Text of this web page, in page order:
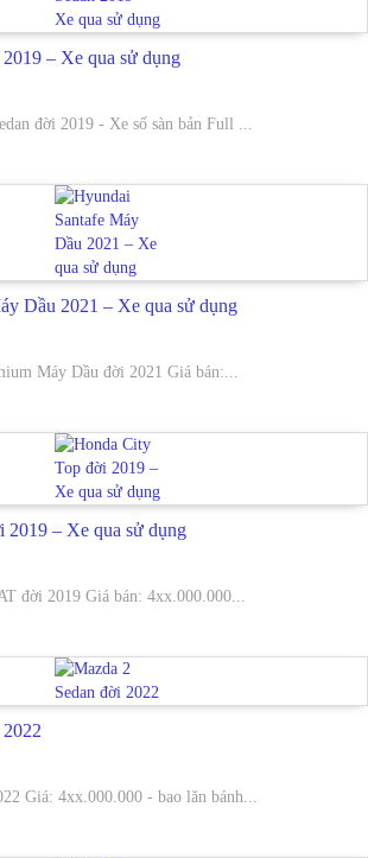
– Xe qua sử dụng
đời 2019 - Xe số sàn bản Full ...
Dầu 2021 – Xe qua sử dụng
Máy Dầu đời 2021 Giá bán:...
2019 – Xe qua sử dụng
đời 2019 Giá bán: 4xx.000.000...
Giá: 4xx.000.000 - bao lăn bánh...